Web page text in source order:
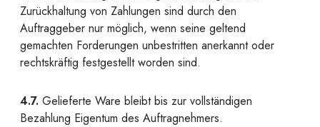
Zurückhaltung von Zahlungen sind durch den
Auftraggeber nur möglich, wenn seine geltend
gemachten Forderungen unbestritten anerkannt oder
rechtskräftig festgestellt worden sind.
4.7. Gelieferte Ware bleibt bis zur vollständigen
Bezahlung Eigentum des Auftragnehmers.